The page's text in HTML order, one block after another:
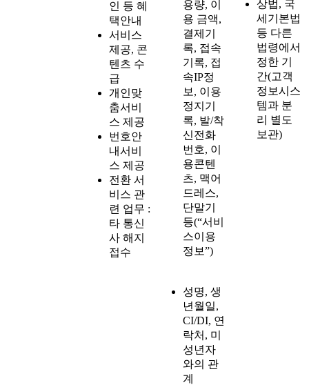
상법, 국
세기본법
등 다른
법령에서
정한 기
간(고객
정보시스
템과 분
리 별도
보관)
인 등 혜
택안내
서비스
제공, 콘
텐츠 수
급
개인맞
춤서비
스 제공
번호안
내서비
스 제공
전환 서
비스 관
련 업무 :
타 통신
사 해지
접수
용량, 이
용 금액,
결제기
록, 접속
기록, 접
속IP정
보, 이용
정지기
록, 발/착
신전화
번호, 이
용콘텐
츠, 맥어
드레스,
단말기
등(“서비
스이용
정보”)
성명, 생
년월일,
CI/DI, 연
락처, 미
성년자
와의 관
계